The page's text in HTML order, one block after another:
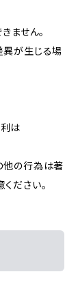
ません。
異が生じる場
は
他の行為は著
ださい。